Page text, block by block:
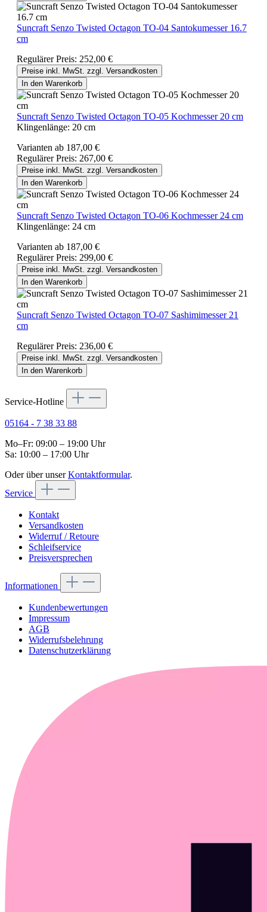
Suncraft Senzo Twisted Octagon TO-04 Santokumesser 16.7
cm
Regulärer Preis: 252,00 €
Preise inkl. MwSt. zzgl. Versandkosten
In den Warenkorb
Suncraft Senzo Twisted Octagon TO-05 Kochmesser 20 cm
Klingenlänge: 20 cm
Varianten ab 187,00 €
Regulärer Preis: 267,00 €
Preise inkl. MwSt. zzgl. Versandkosten
In den Warenkorb
Suncraft Senzo Twisted Octagon TO-06 Kochmesser 24 cm
Klingenlänge: 24 cm
Varianten ab 187,00 €
Regulärer Preis: 299,00 €
Preise inkl. MwSt. zzgl. Versandkosten
In den Warenkorb
Suncraft Senzo Twisted Octagon TO-07 Sashimimesser 21
cm
Regulärer Preis: 236,00 €
Preise inkl. MwSt. zzgl. Versandkosten
In den Warenkorb
Service-Hotline
05164 - 7 38 33 88
Mo–Fr: 09:00 – 19:00 Uhr
Sa: 10:00 – 17:00 Uhr
Oder über unserKontaktformular.
Service
Kontakt
Versandkosten
Widerruf / Retoure
Schleifservice
Preisversprechen
Informationen
Kundenbewertungen
Impressum
AGB
Widerrufsbelehrung
Datenschutzerklärung